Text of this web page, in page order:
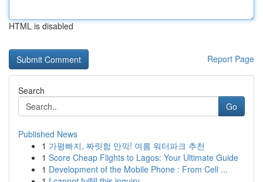
HTML is disabled
Report Page
Search
Go
Published News
1 가평빠지, 짜릿함 만끽! 여름 워터파크 추천
1 Score Cheap Flights to Lagos: Your Ultimate Guide
1 Development of the Mobile Phone : From Cell ...